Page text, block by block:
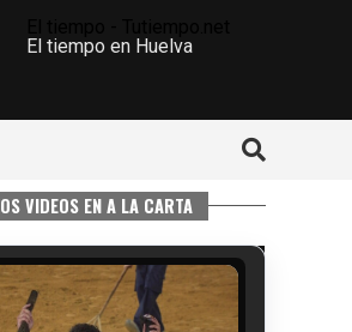
El tiempo en Huelva
VIDEOS EN A LA CARTA